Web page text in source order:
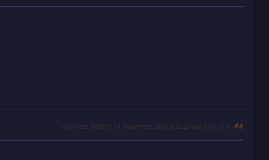
#4
Dernière édition : 11 Novembre 2006 à 22:29 par Link 57